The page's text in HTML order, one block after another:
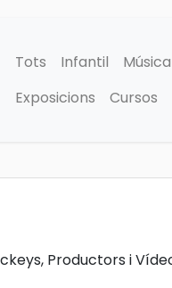
Tots Infantil Música
Exposicions
Cursos
Productors i